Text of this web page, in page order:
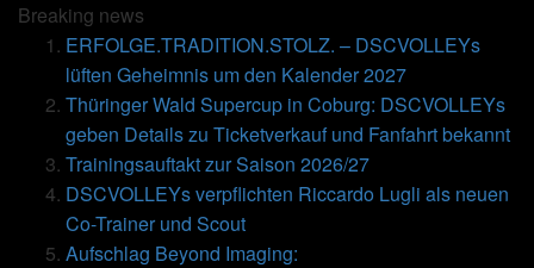
Breaking news
ERFOLGE.TRADITION.STOLZ. – DSCVOLLEYs
lüften Geheimnis um den Kalender 2027
Thüringer Wald Supercup in Coburg: DSCVOLLEYs
geben Details zu Ticketverkauf und Fanfahrt bekannt
Trainingsauftakt zur Saison 2026/27
DSCVOLLEYs verpflichten Riccardo Lugli als neuen
Co-Trainer und Scout
Aufschlag Beyond Imaging: